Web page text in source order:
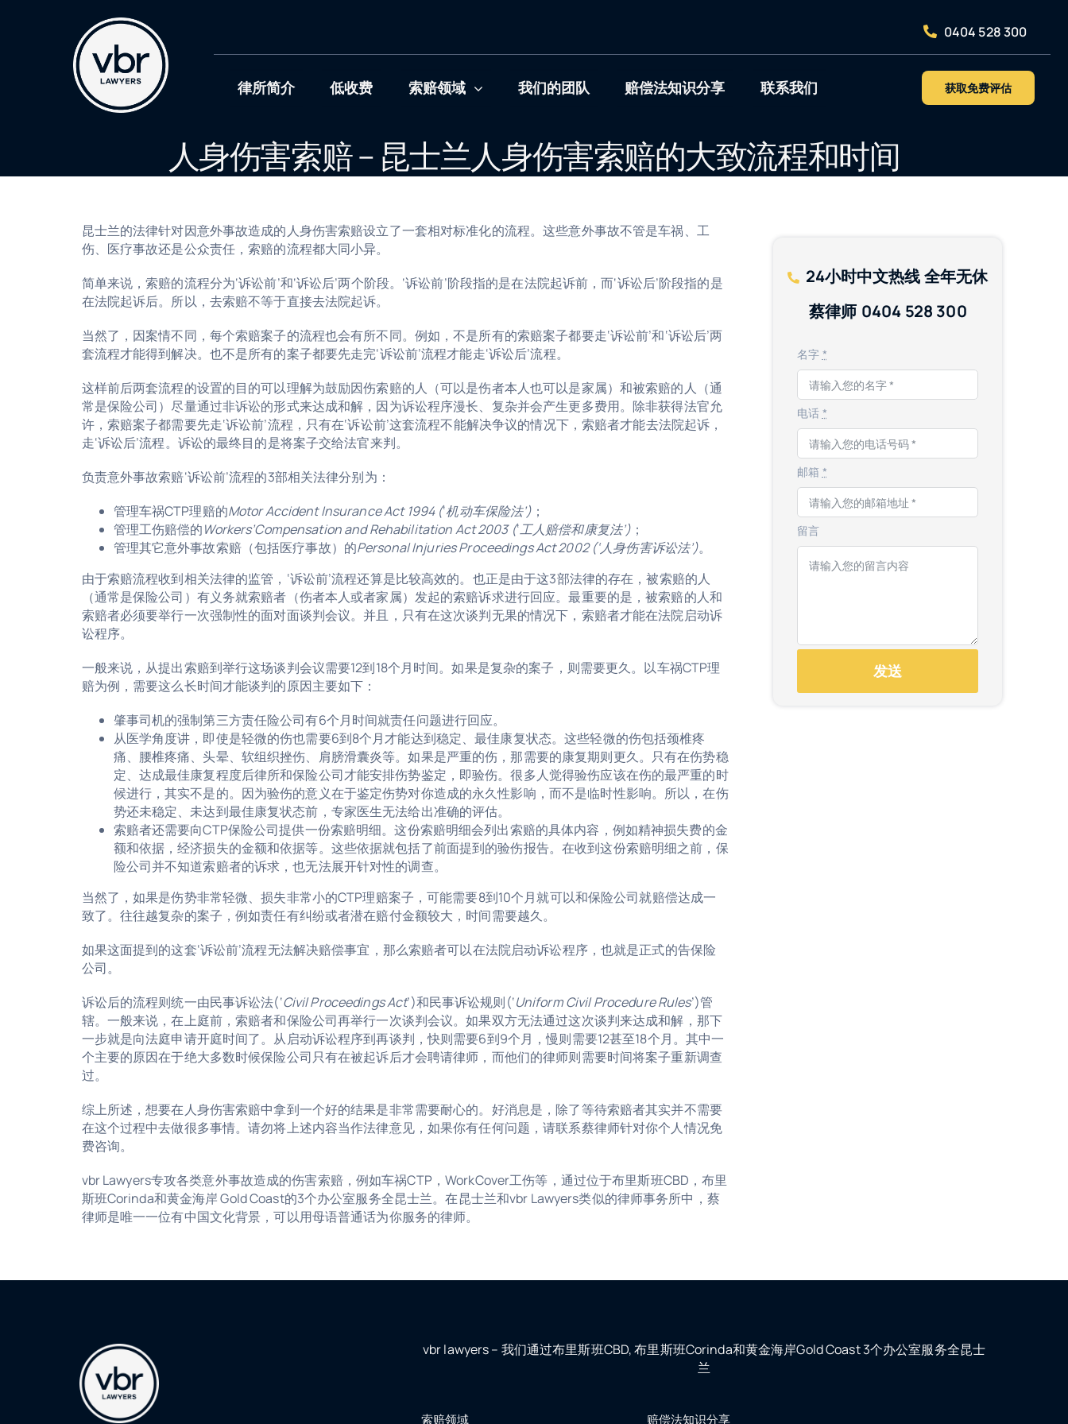
0404 528 300
律所简介 低收费 索赔领域 我们的团队 赔偿法知识分享 联系我们 获取免费评估
人身伤害索赔 – 昆士兰人身伤害索赔的大致流程和时间
昆士兰的法律针对因意外事故造成的人身伤害索赔设立了一套相对标准化的流程。这些意外事故不管是车祸、工
伤、医疗事故还是公众责任，索赔的流程都大同小异。
简单来说，索赔的流程分为‘诉讼前’和‘诉讼后’两个阶段。‘诉讼前’阶段指的是在法院起诉前，而‘诉讼后’阶段指的是
在法院起诉后。所以，去索赔不等于直接去法院起诉。
当然了，因案情不同，每个索赔案子的流程也会有所不同。例如，不是所有的索赔案子都要走‘诉讼前’和‘诉讼后’两
套流程才能得到解决。也不是所有的案子都要先走完‘诉讼前’流程才能走‘诉讼后’流程。
这样前后两套流程的设置的目的可以理解为鼓励因伤索赔的人（可以是伤者本人也可以是家属）和被索赔的人（通
常是保险公司）尽量通过非诉讼的形式来达成和解，因为诉讼程序漫长、复杂并会产生更多费用。除非获得法官允
许，索赔案子都需要先走‘诉讼前’流程，只有在‘诉讼前’这套流程不能解决争议的情况下，索赔者才能去法院起诉，
走‘诉讼后’流程。诉讼的最终目的是将案子交给法官来判。
负责意外事故索赔‘诉讼前’流程的3部相关法律分别为：
管理车祸CTP理赔的Motor Accident Insurance Act 1994 (‘机动车保险法’) ；
管理工伤赔偿的Workers’Compensation and Rehabilitation Act 2003 (‘工人赔偿和康复法’) ；
管理其它意外事故索赔（包括医疗事故）的Personal Injuries Proceedings Act 2002 (‘人身伤害诉讼法’)。
由于索赔流程收到相关法律的监管，‘诉讼前’流程还算是比较高效的。也正是由于这3部法律的存在，被索赔的人
（通常是保险公司）有义务就索赔者（伤者本人或者家属）发起的索赔诉求进行回应。最重要的是，被索赔的人和
索赔者必须要举行一次强制性的面对面谈判会议。并且，只有在这次谈判无果的情况下，索赔者才能在法院启动诉
讼程序。
一般来说，从提出索赔到举行这场谈判会议需要12到18个月时间。如果是复杂的案子，则需要更久。以车祸CTP理
赔为例，需要这么长时间才能谈判的原因主要如下：
肇事司机的强制第三方责任险公司有6个月时间就责任问题进行回应。
从医学角度讲，即使是轻微的伤也需要6到8个月才能达到稳定、最佳康复状态。这些轻微的伤包括颈椎疼
痛、腰椎疼痛、头晕、软组织挫伤、肩膀滑囊炎等。如果是严重的伤，那需要的康复期则更久。只有在伤势稳
定、达成最佳康复程度后律所和保险公司才能安排伤势鉴定，即验伤。很多人觉得验伤应该在伤的最严重的时
候进行，其实不是的。因为验伤的意义在于鉴定伤势对你造成的永久性影响，而不是临时性影响。所以，在伤
势还未稳定、未达到最佳康复状态前，专家医生无法给出准确的评估。
索赔者还需要向CTP保险公司提供一份索赔明细。这份索赔明细会列出索赔的具体内容，例如精神损失费的金
额和依据，经济损失的金额和依据等。这些依据就包括了前面提到的验伤报告。在收到这份索赔明细之前，保
险公司并不知道索赔者的诉求，也无法展开针对性的调查。
当然了，如果是伤势非常轻微、损失非常小的CTP理赔案子，可能需要8到10个月就可以和保险公司就赔偿达成一
致了。往往越复杂的案子，例如责任有纠纷或者潜在赔付金额较大，时间需要越久。
如果这面提到的这套‘诉讼前’流程无法解决赔偿事宜，那么索赔者可以在法院启动诉讼程序，也就是正式的告保险
公司。
诉讼后的流程则统一由民事诉讼法(‘Civil Proceedings Act’)和民事诉讼规则(‘Uniform Civil Procedure Rules’)管
辖。一般来说，在上庭前，索赔者和保险公司再举行一次谈判会议。如果双方无法通过这次谈判来达成和解，那下
一步就是向法庭申请开庭时间了。从启动诉讼程序到再谈判，快则需要6到9个月，慢则需要12甚至18个月。其中一
个主要的原因在于绝大多数时候保险公司只有在被起诉后才会聘请律师，而他们的律师则需要时间将案子重新调查
过。
综上所述，想要在人身伤害索赔中拿到一个好的结果是非常需要耐心的。好消息是，除了等待索赔者其实并不需要
在这个过程中去做很多事情。请勿将上述内容当作法律意见，如果你有任何问题，请联系蔡律师针对你个人情况免
费咨询。
vbr Lawyers专攻各类意外事故造成的伤害索赔，例如车祸CTP，WorkCover工伤等，通过位于布里斯班CBD，布里
斯班Corinda和黄金海岸 Gold Coast的3个办公室服务全昆士兰。在昆士兰和vbr Lawyers类似的律师事务所中，蔡
律师是唯一一位有中国文化背景，可以用母语普通话为你服务的律师。
24小时中文热线 全年无休
蔡律师 0404 528 300
名字 *
电话 *
邮箱 *
留言
发送
vbr lawyers – 我们通过布里斯班CBD, 布里斯班Corinda和黄金海岸Gold Coast 3个办公室服务全昆士
兰
索赔领域 赔偿法知识分享